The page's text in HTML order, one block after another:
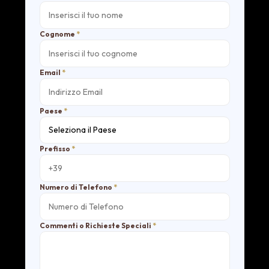
Cognome *
Email *
Paese *
Prefisso *
Numero di Telefono *
Commenti o Richieste Speciali *